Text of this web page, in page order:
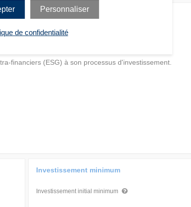
financiers (ESG) à son processus d'investissement.
Investissement minimum
Investissement initial minimum
Personnaliser
de confidentialité